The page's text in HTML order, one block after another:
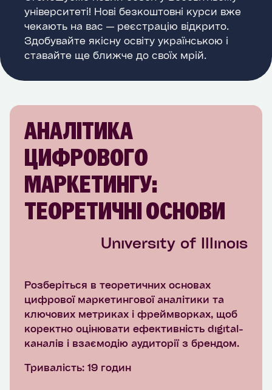
університеті! Нові безкоштовні курси вже
чекають на вас — реєстрацію відкрито.
Здобувайте якісну освіту українською і
ставайте ще ближче до своїх мрій.
АНАЛІТИКА
ЦИФРОВОГО
МАРКЕТИНГУ:
ТЕОРЕТИЧНІ ОСНОВИ
University of Illinois
Розберіться в теоретичних основах
цифрової маркетингової аналітики та
ключових метриках і фреймворках, щоб
коректно оцінювати ефективність digital-
каналів і взаємодію аудиторії з брендом.
Тривалість: 19 годин